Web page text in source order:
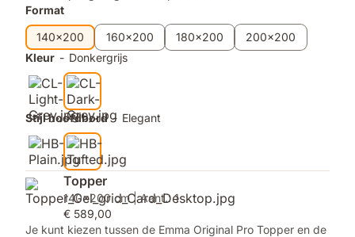
Format
140x200
160x200 180x200
200x200
Kleur - Donkergrijs
Stijl hoofdbord - Elegant
Topper
140x200 cm | Aant.: 1
€ 589,00
Je kunt kiezen tussen de Emma Original Pro Topper en de